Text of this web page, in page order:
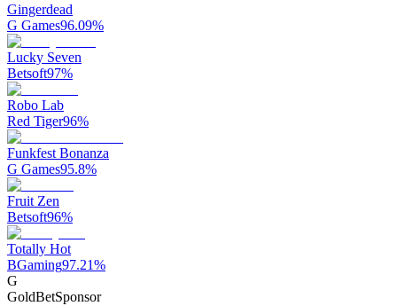
Gingerdead
G Games96.09%
Lucky Seven
Betsoft97%
Robo Lab
Red Tiger96%
Funkfest Bonanza
G Games95.8%
Fruit Zen
Betsoft96%
Totally Hot
BGaming97.21%
G
GoldBetSponsor